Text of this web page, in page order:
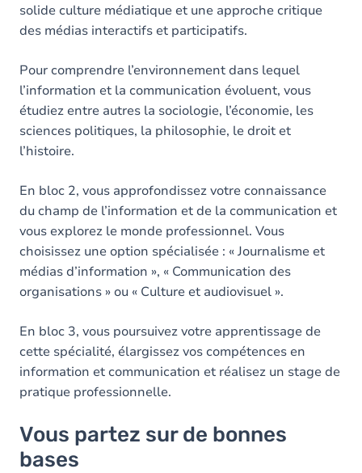
solide culture médiatique et une approche critique
des médias interactifs et participatifs.
Pour comprendre l’environnement dans lequel
l’information et la communication évoluent, vous
étudiez entre autres la sociologie, l’économie, les
sciences politiques, la philosophie, le droit et
l’histoire.
En bloc 2, vous approfondissez votre connaissance
du champ de l’information et de la communication et
vous explorez le monde professionnel. Vous
choisissez une option spécialisée : « Journalisme et
médias d’information », « Communication des
organisations » ou « Culture et audiovisuel ».
En bloc 3, vous poursuivez votre apprentissage de
cette spécialité, élargissez vos compétences en
information et communication et réalisez un stage de
pratique professionnelle.
Vous partez sur de bonnes
bases